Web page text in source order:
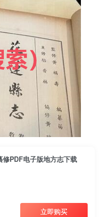
PDF电子版地方志下载
立即购买